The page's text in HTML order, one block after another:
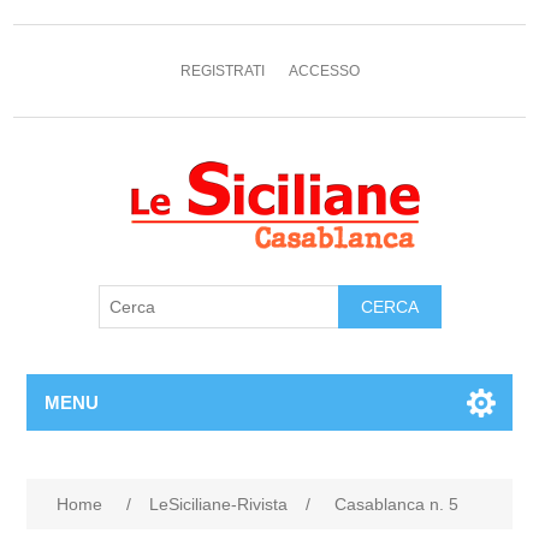
REGISTRATI ACCESSO
MENU
Home / LeSiciliane-Rivista / Casablanca n. 5